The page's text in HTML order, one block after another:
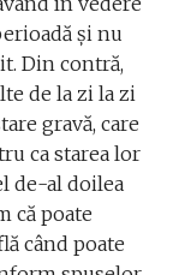
și nu
Din contră,
de la zi la zi
gravă, care
ca starea lor
de-al doilea
că poate
când poate